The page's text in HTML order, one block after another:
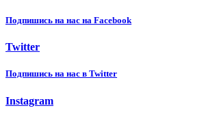
Подпишиcь на нас на Facebook
Twitter
Подпишиcь на нас в Twitter
Instagram